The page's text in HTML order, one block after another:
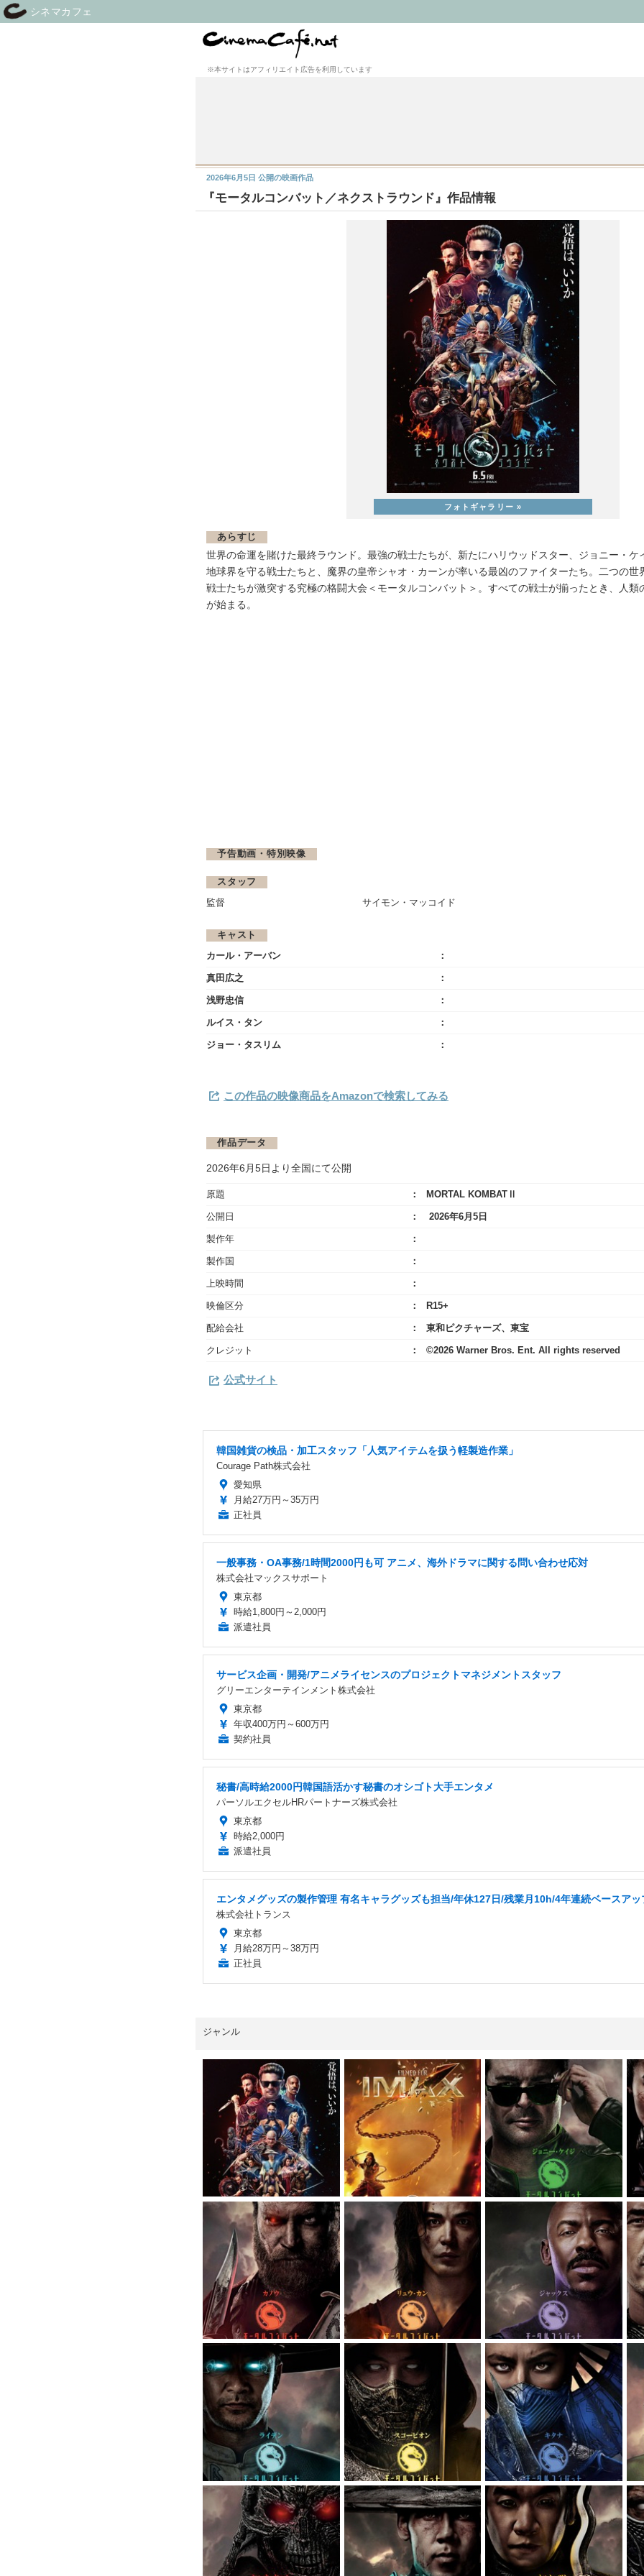
※本サイトはアフィリエイト広告を利用しています
『モータルコンバット／ネクストラウンド』作品情報
2026年6月5日 公開の映画作品
あらすじ
世界の命運を賭けた最終ラウンド。最強の戦士たちが、新たにハリウッドスター、ジョニー・ケ
地球界を守る戦士たちと、魔界の皇帝シャオ・カーンが率いる最凶のファイターたち。二つの世
戦士たちが激突する究極の格闘大会＜モータルコンバット＞。すべての戦士が揃ったとき、人類
が始まる。
予告動画・特別映像
スタッフ
監督 サイモン・マッコイド
キャスト
カール・アーバン
真田広之
浅野忠信
ルイス・タン
ジョー・タスリム
この作品の映像商品をAmazonで検索してみる
作品データ
2026年6月5日より全国にて公開
原題 MORTAL KOMBATⅡ
公開日 2026年6月5日
製作年
製作国
上映時間
映倫区分 R15+
配給会社 東和ピクチャーズ、東宝
クレジット ©2026 Warner Bros. Ent. All rights reserved
公式サイト
韓国雑貨の検品・加工スタッフ「人気アイテムを扱う軽製造作業」
Courage Path株式会社
愛知県
月給27万円～35万円
正社員
一般事務・OA事務/1時間2000円も可 アニメ、海外ドラマに関する問い合わせ応対
株式会社マックスサポート
東京都
時給1,800円～2,000円
派遣社員
サービス企画・開発/アニメライセンスのプロジェクトマネジメントスタッフ
グリーエンターテインメント株式会社
東京都
年収400万円～600万円
契約社員
秘書/高時給2000円韓国語活かす秘書のオシゴト大手エンタメ
パーソルエクセルHRパートナーズ株式会社
東京都
時給2,000円
派遣社員
エンタメグッズの製作管理 有名キャラグッズも担当/年休127日/残業月10h/4年連続ベースアッ
株式会社トランス
東京都
月給28万円～38万円
正社員
ジャンル
シネマカフェ